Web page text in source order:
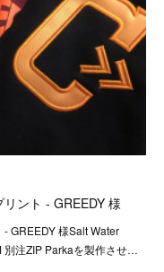
リント - GREEDY 様
- GREEDY 様Salt Water
別注ZIP Parkaを製作させ…